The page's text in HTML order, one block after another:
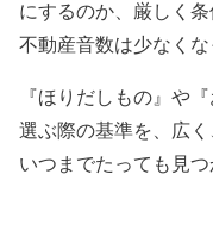
にするのか、厳しく
不動産音数は少なくな
『ほりだしもの』や
選ぶ際の基準を、広
いつまでたっても見つ